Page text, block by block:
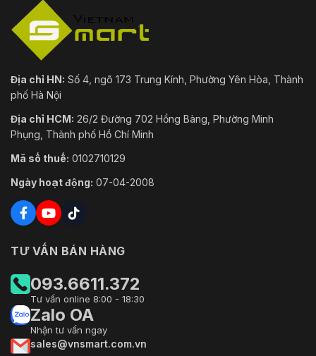
Nguồn cung cấp
24 VDC, 2.5 A ± 25% (bao gồm);
PoE+ (802.3at)
năng
Cơ bản: 13 W; Tối đa: 18 W (PTZ)
Môi trường
–40 °C đến +70 °C (–40 °F đến
Độ ẩm hoạt động ≤ 95%
Bảo vệ
Tiêu chuẩn bảo vệ
Kết cấu
Vật liệu vỏ
Kích thước sản
phẩm
Φ8.74")
Địa chỉ HN: Số 4, ngõ 173 Trung Kính, Phường Yên Hòa, Thành
phố Hà Nội
Địa chỉ HCM: 26/2 Đường 702 Hồng Bàng, Phường Minh
Phụng, Thành phố Hồ Chí Minh
Mã số thuế: 0102710129
Ngày hoạt động: 07-04-2008
TƯ VẤN BÁN HÀNG
093.6611.372
Tư vấn online 8:00 - 18:30
Zalo OA
Nhận tư vấn ngay
sales@vnsmart.com.vn